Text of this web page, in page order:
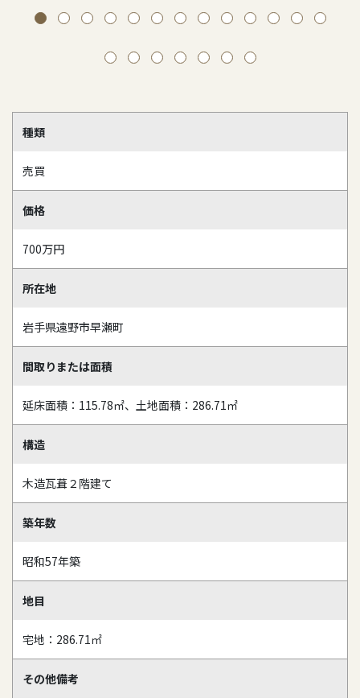
種類
売買
価格
700万円
所在地
岩手県遠野市早瀬町
間取りまたは面積
延床面積：115.78㎡、土地面積：286.71㎡
構造
木造瓦葺２階建て
築年数
昭和57年築
地目
宅地：286.71㎡
その他備考